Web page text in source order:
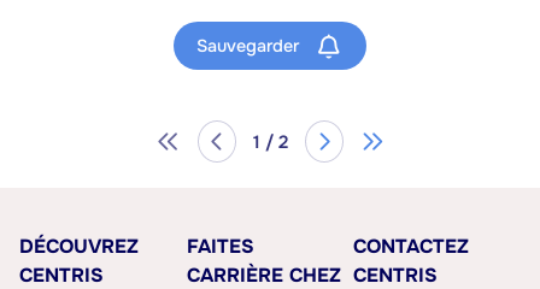
Sauvegarder
1 / 2
DÉCOUVREZ
CENTRIS
FAITES
CARRIÈRE CHEZ
CONTACTEZ
CENTRIS